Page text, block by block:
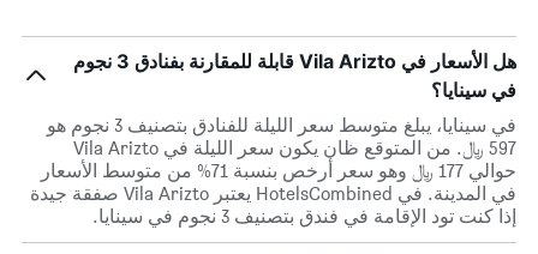
هل الأسعار في Vila Arizto قابلة للمقارنة بفنادق 3 نجوم
في سينايا؟
في سينايا، يبلغ متوسط ​​سعر الليلة للفنادق بتصنيف 3 نجوم هو
597 ﷼. من المتوقع ظان يكون سعر الليلة في Vila Arizto
حوالي 177 ﷼ وهو سعر أرخص بنسبة 71% من متوسط الأسعار
في المدينة. في HotelsCombined يعتبر Vila Arizto صفقة جيدة
إذا كنت تود الإقامة في فندق بتصنيف 3 نجوم في سينايا.